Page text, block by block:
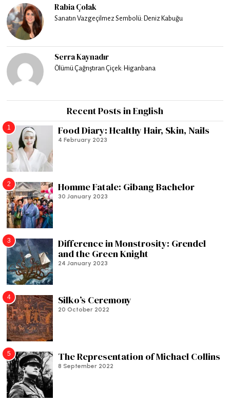
Rabia Çolak
Sanatın Vazgeçilmez Sembolü: Deniz Kabuğu
Serra Kaynadır
Ölümü Çağrıştıran Çiçek: Higanbana
Recent Posts in English
1 Food Diary: Healthy Hair, Skin, Nails
4 February 2023
2 Homme Fatale: Gibang Bachelor
30 January 2023
3
Difference in Monstrosity: Grendel
and the Green Knight
24 January 2023
4 Silko’s Ceremony
20 October 2022
5 The Representation of Michael Collins
8 September 2022